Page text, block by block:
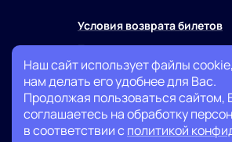
+7 (999) 007-13-27
Условия возврата билетов
Политика
Публичная оферта
Наш сайт использует файлы
нам делать его удобнее для Вас.
Продолжая пользоваться сайтом,
соглашаетесь на обработку
в соответствии с политикой